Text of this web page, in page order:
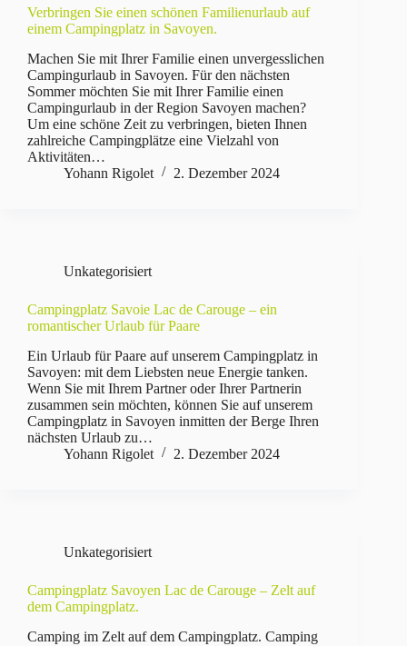
Verbringen Sie einen schönen Familienurlaub auf
einem Campingplatz in Savoyen.
Machen Sie mit Ihrer Familie einen unvergesslichen
Campingurlaub in Savoyen. Für den nächsten
Sommer möchten Sie mit Ihrer Familie einen
Campingurlaub in der Region Savoyen machen?
Um eine schöne Zeit zu verbringen, bieten Ihnen
zahlreiche Campingplätze eine Vielzahl von
Aktivitäten…
Yohann Rigolet
2. Dezember 2024
Unkategorisiert
Campingplatz Savoie Lac de Carouge – ein
romantischer Urlaub für Paare
Ein Urlaub für Paare auf unserem Campingplatz in
Savoyen: mit dem Liebsten neue Energie tanken.
Wenn Sie mit Ihrem Partner oder Ihrer Partnerin
zusammen sein möchten, können Sie auf unserem
Campingplatz in Savoyen inmitten der Berge Ihren
nächsten Urlaub zu…
Yohann Rigolet
2. Dezember 2024
Unkategorisiert
Campingplatz Savoyen Lac de Carouge – Zelt auf
dem Campingplatz.
Camping im Zelt auf dem Campingplatz. Camping